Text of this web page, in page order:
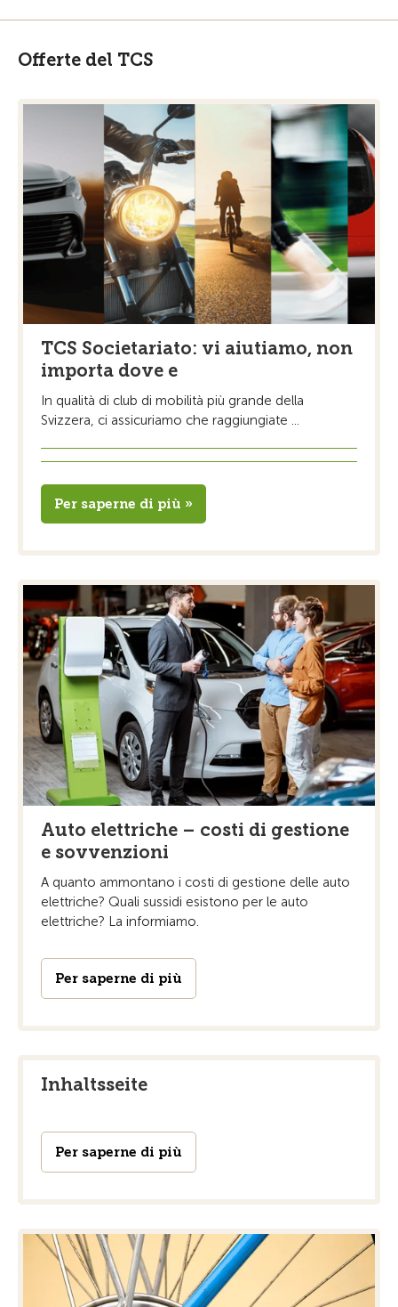
Offerte del TCS
TCS Societariato: vi aiutiamo, non
importa dove e
In qualità di club di mobilità più grande della
Svizzera, ci assicuriamo che raggiungiate ...
Per saperne di più »
Auto elettriche – costi di gestione
e sovvenzioni
A quanto ammontano i costi di gestione delle auto
elettriche? Quali sussidi esistono per le auto
elettriche? La informiamo.
Per saperne di più
Inhaltsseite
Per saperne di più